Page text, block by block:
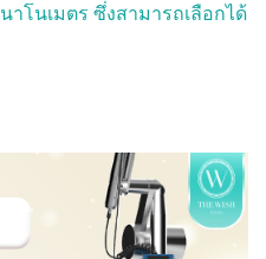
าโนเมตร ซึ่งสามารถเลือกได้